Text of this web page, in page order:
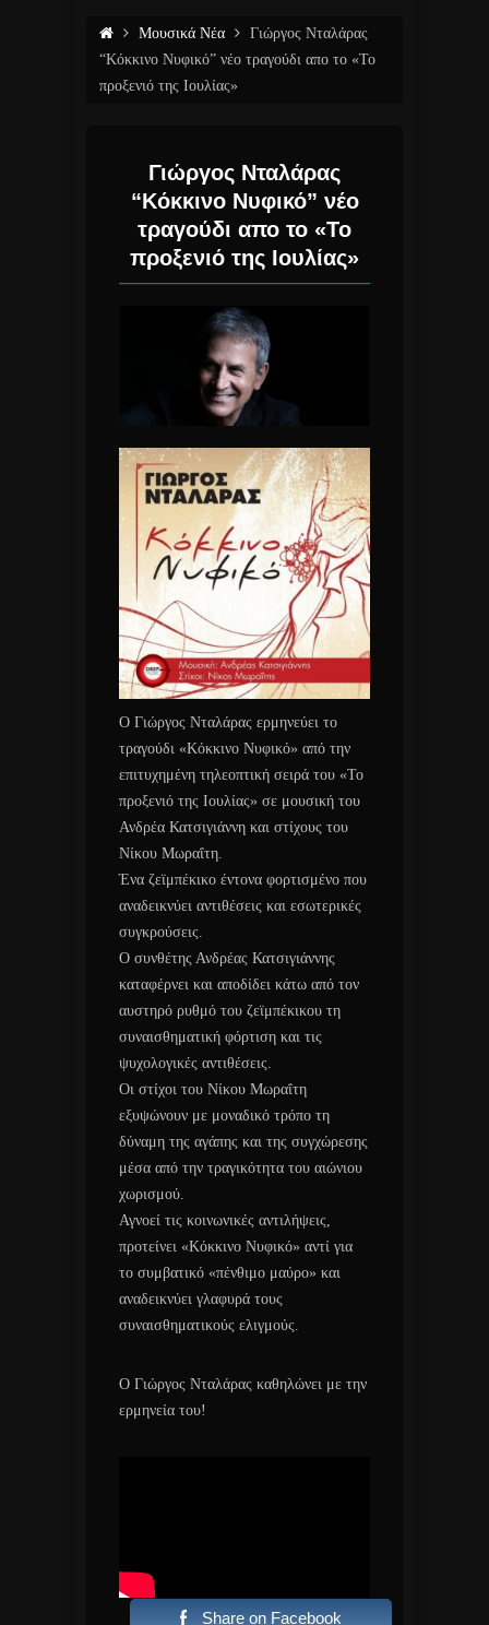
Μουσικά Νέα
Γιώργος Νταλάρας
“Κόκκινο Νυφικό” νέο τραγούδι απο το «Το
προξενιό της Ιουλίας»
Γιώργος Νταλάρας
“Κόκκινο Νυφικό” νέο
τραγούδι απο το «Το
προξενιό της Ιουλίας»
Ο Γιώργος Νταλάρας ερμηνεύει το
τραγούδι «Κόκκινο Νυφικό» από την
επιτυχημένη τηλεοπτική σειρά του «Το
προξενιό της Ιουλίας» σε μουσική του
Ανδρέα Κατσιγιάννη και στίχους του
Νίκου Μωραΐτη.
Ένα ζεϊμπέκικο έντονα φορτισμένο που
αναδεικνύει αντιθέσεις και εσωτερικές
συγκρούσεις.
Ο συνθέτης Ανδρέας Κατσιγιάννης
καταφέρνει και αποδίδει κάτω από τον
αυστηρό ρυθμό του ζεϊμπέκικου τη
συναισθηματική φόρτιση και τις
ψυχολογικές αντιθέσεις.
Οι στίχοι του Νίκου Μωραΐτη
εξυψώνουν με μοναδικό τρόπο τη
δύναμη της αγάπης και της συγχώρεσης
μέσα από την τραγικότητα του αιώνιου
χωρισμού.
Αγνοεί τις κοινωνικές αντιλήψεις,
προτείνει «Κόκκινο Νυφικό» αντί για
το συμβατικό «πένθιμο μαύρο» και
αναδεικνύει γλαφυρά τους
συναισθηματικούς ελιγμούς.
Ο Γιώργος Νταλάρας καθηλώνει με την
ερμηνεία του!
Share on Facebook